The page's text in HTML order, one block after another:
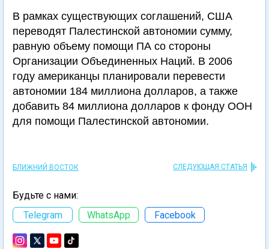
В рамках существующих соглашений, США
переводят Палестинской автономии сумму,
равную объему помощи ПА со стороны
Организации Объединенных Наций. В 2006
году американцы планировали перевести
автономии 184 миллиона долларов, а также
добавить 84 миллиона долларов к фонду ООН
для помощи Палестинской автономии.
БЛИЖНИЙ ВОСТОК СЛЕДУЮЩАЯ СТАТЬЯ
Будьте с нами:
Telegram
WhatsApp Facebook